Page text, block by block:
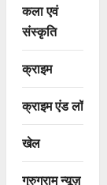
कला एवं
संस्कृति
क्राइम
क्राइम एंड लॉ
खेल
गुरुग्राम न्यूज़